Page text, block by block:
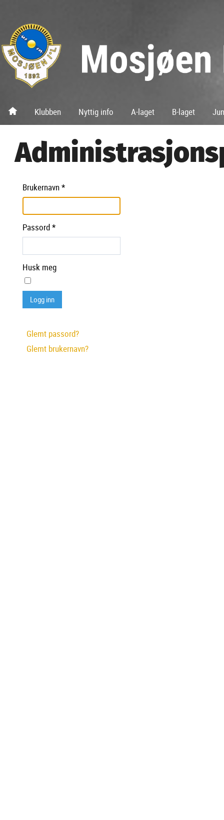
Klubben Nyttig info A-laget B-laget
Brukernavn*
Passord*
Husk meg
Logg inn
Glemt passord?
Glemt brukernavn?